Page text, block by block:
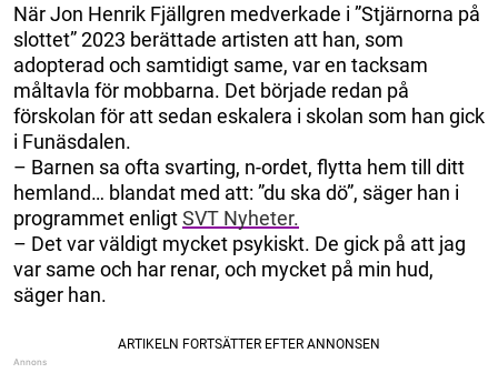
När Jon Henrik Fjällgren medverkade i ”Stjärnorna på
slottet” 2023 berättade artisten att han, som
adopterad och samtidigt same, var en tacksam
måltavla för mobbarna. Det började redan på
förskolan för att sedan eskalera i skolan som han gick
i Funäsdalen.
– Barnen sa ofta svarting, n-ordet, flytta hem till ditt
hemland… blandat med att: ”du ska dö”, säger han i
programmet enligtSVT Nyheter.
– Det var väldigt mycket psykiskt. De gick på att jag
var same och har renar, och mycket på min hud,
säger han.